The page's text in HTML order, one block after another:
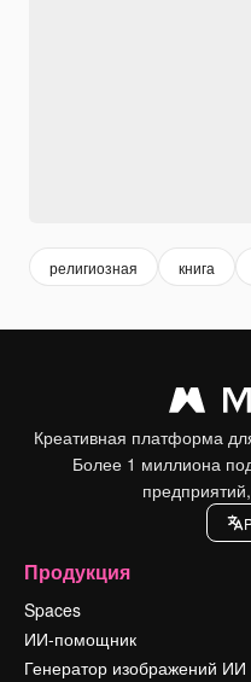
религиозная книга
Креативная платформа
Более 1 миллиона
Продукция
Spaces
ИИ-помощник
Генератор изображений ИИ